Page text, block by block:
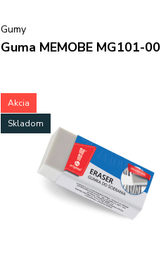
Gumy
Guma MEMOBE MG101-00
Akcia
Skladom